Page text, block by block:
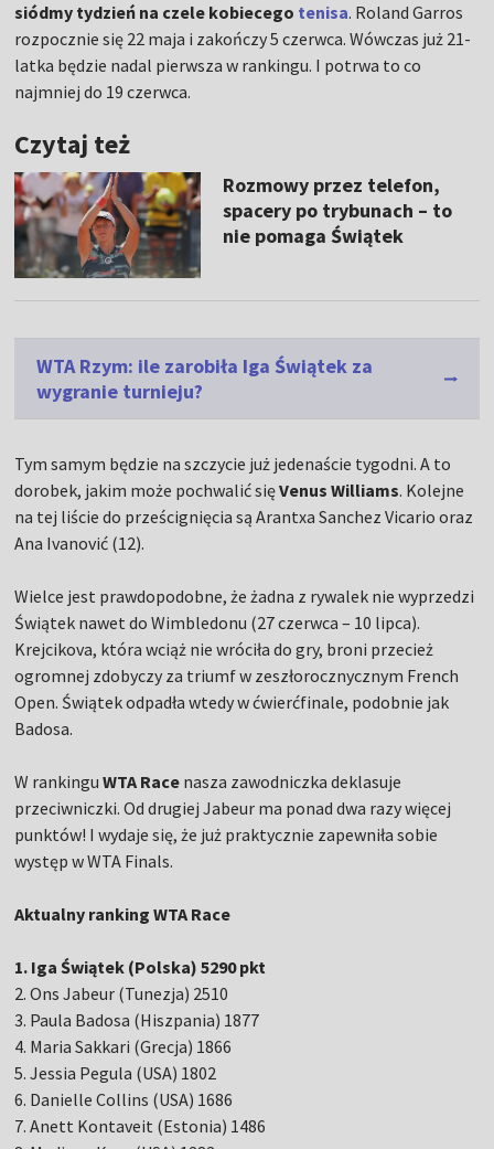
siódmy tydzień na czele kobiecego tenisa. Roland Garros
rozpocznie się 22 maja i zakończy 5 czerwca. Wówczas już 21-
latka będzie nadal pierwsza w rankingu. I potrwa to co
najmniej do 19 czerwca.
Czytaj też
Rozmowy przez telefon,
spacery po trybunach – to
nie pomaga Świątek
WTA Rzym: ile zarobiła Iga Świątek za
wygranie turnieju?
Tym samym będzie na szczycie już jedenaście tygodni. A to
dorobek, jakim może pochwalić sięVenus Williams. Kolejne
na tej liście do prześcignięcia są Arantxa Sanchez Vicario oraz
Ana Ivanović (12).
Wielce jest prawdopodobne, że żadna z rywalek nie wyprzedzi
Świątek nawet do Wimbledonu (27 czerwca – 10 lipca).
Krejcikova, która wciąż nie wróciła do gry, broni przecież
ogromnej zdobyczy za triumf w zeszłorocznycznym French
Open. Świątek odpadła wtedy w ćwierćfinale, podobnie jak
Badosa.
W rankinguWTA Race nasza zawodniczka deklasuje
przeciwniczki. Od drugiej Jabeur ma ponad dwa razy więcej
punktów! I wydaje się, że już praktycznie zapewniła sobie
występ w WTA Finals.
Aktualny ranking WTA Race
1. Iga Świątek (Polska) 5290 pkt
2. Ons Jabeur (Tunezja) 2510
3. Paula Badosa (Hiszpania) 1877
4. Maria Sakkari (Grecja) 1866
5. Jessia Pegula (USA) 1802
6. Danielle Collins (USA) 1686
7. Anett Kontaveit (Estonia) 1486